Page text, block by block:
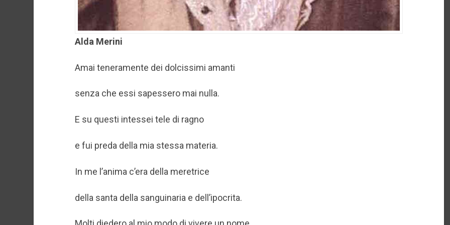
Alda Merini
Amai teneramente dei dolcissimi amanti
senza che essi sapessero mai nulla.
E su questi intessei tele di ragno
e fui preda della mia stessa materia.
In me l’anima c’era della meretrice
della santa della sanguinaria e dell’ipocrita.